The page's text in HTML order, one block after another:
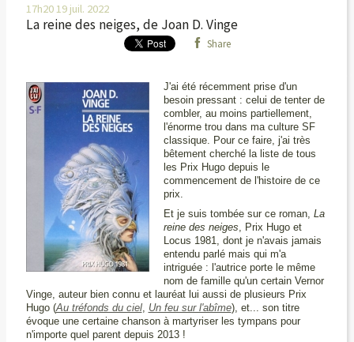
17h2019 juil. 2022
La reine des neiges, de Joan D. Vinge
Share
J'ai été récemment prise d'un
besoin pressant : celui de tenter de
combler, au moins partiellement,
l'énorme trou dans ma culture SF
classique. Pour ce faire, j'ai très
bêtement cherché la liste de tous
les Prix Hugo depuis le
commencement de l'histoire de ce
prix.
Et je suis tombée sur ce roman,La
reine des neiges, Prix Hugo et
Locus 1981, dont je n'avais jamais
entendu parlé mais qui m'a
intriguée : l'autrice porte le même
nom de famille qu'un certain Vernor
Vinge, auteur bien connu et lauréat lui aussi de plusieurs Prix
Hugo (Au tréfonds du ciel, Un feu sur l'abîme), et... son titre
évoque une certaine chanson à martyriser les tympans pour
n'importe quel parent depuis 2013 !